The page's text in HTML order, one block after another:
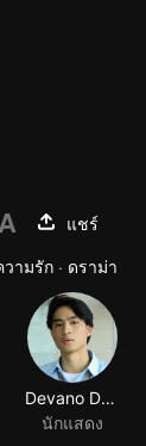
แชร์
วามรัก · ดราม่า
Devano Danendra
นักแสดง